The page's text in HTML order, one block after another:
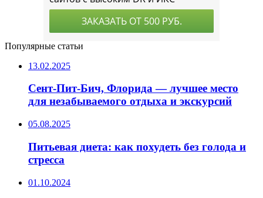
Популярные статьи
13.02.2025
Сент-Пит-Бич, Флорида — лучшее место
для незабываемого отдыха и экскурсий
05.08.2025
Питьевая диета: как похудеть без голода и
стресса
01.10.2024